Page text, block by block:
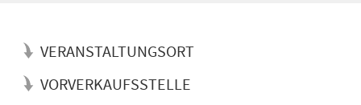
VERANSTALTUNGSORT
VORVERKAUFSSTELLE